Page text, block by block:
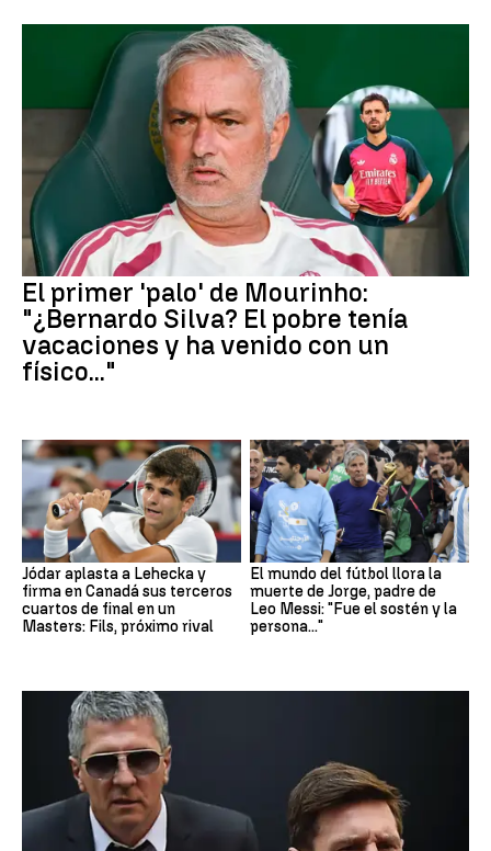
El primer 'palo' de Mourinho:
"¿Bernardo Silva? El pobre tenía
vacaciones y ha venido con un
físico..."
Jódar aplasta a Lehecka y
firma en Canadá sus terceros
cuartos de final en un
Masters: Fils, próximo rival
El mundo del fútbol llora la
muerte de Jorge, padre de
Leo Messi: "Fue el sostén y la
persona..."